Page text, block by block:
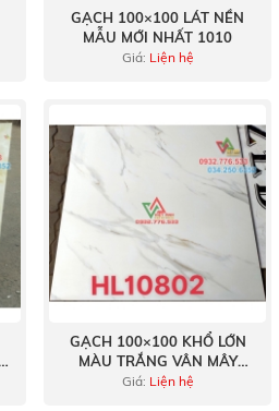
GẠCH 100×100 LÁT NỀN
MẪU MỚI NHẤT 1010
Giá: Liện hệ
GẠCH 100×100 KHỔ LỚN
MÀU TRẮNG VÂN MÂY
NHẬP KHẨU TRUNG QUỐC
Giá: Liện hệ